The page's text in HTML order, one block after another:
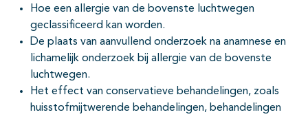
Hoe een allergie van de bovenste luchtwegen
geclassificeerd kan worden.
De plaats van aanvullend onderzoek na anamnese en
lichamelijk onderzoek bij allergie van de bovenste
luchtwegen.
Het effect van conservatieve behandelingen, zoals
huisstofmijtwerende behandelingen, behandelingen